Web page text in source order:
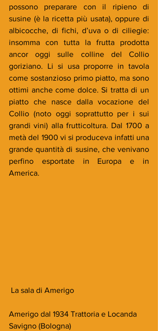
possono preparare con il ripieno di
susine (è la ricetta più usata), oppure di
albicocche, di fichi, d’uva o di ciliegie:
insomma con tutta la frutta prodotta
ancor oggi sulle colline del Collio
goriziano. Li si usa proporre in tavola
come sostanzioso primo piatto, ma sono
ottimi anche come dolce. Si tratta di un
piatto che nasce dalla vocazione del
Collio (noto oggi soprattutto per i sui
grandi vini) alla frutticoltura. Dal 1700 a
metà del 1900 vi si produceva infatti una
grande quantità di susine, che venivano
perfino esportate in Europa e in
America.
La sala di Amerigo
Amerigo dal 1934 Trattoria e Locanda
Savigno (Bologna)